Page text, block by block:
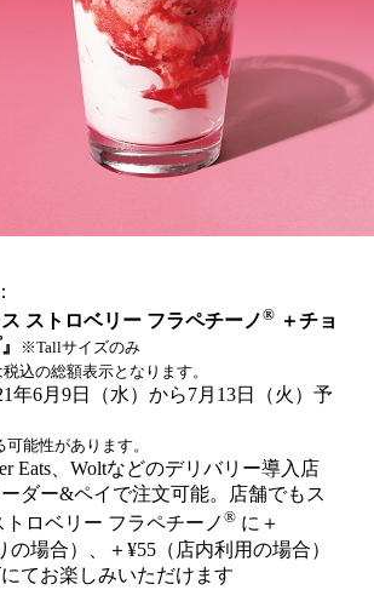
ス ストロベリー フラペチーノ® ＋チョ
※Tallサイズのみ
込の総額表示となります。
年6月9日（水）から7月13日（火）予
能性があります。
Eats、Woltなどのデリバリー導入店
ダー&ペイで注文可能。店舗でもス
ロベリー フラペチーノ ® に＋
の場合）、＋¥55（店内利用の場合）
てお楽しみいただけます